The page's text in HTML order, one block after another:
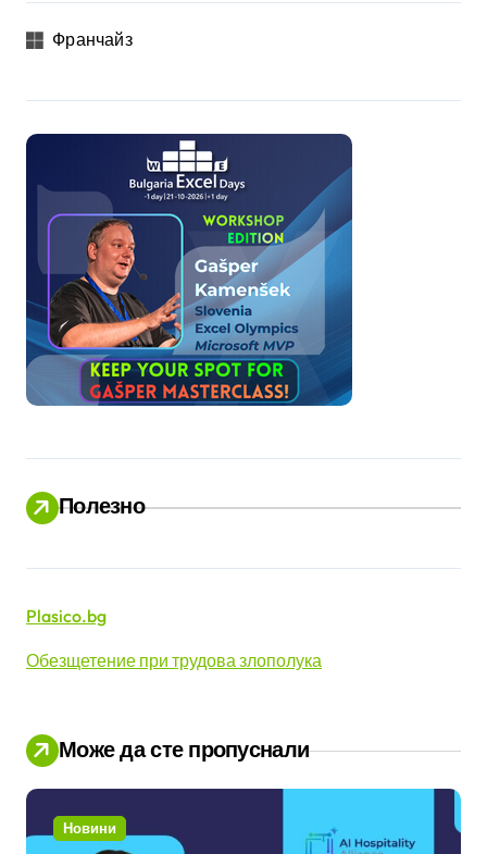
Франчайз
Полезно
Plasico.bg
Обезщетение при трудова злополука
Може да сте пропуснали
Новини